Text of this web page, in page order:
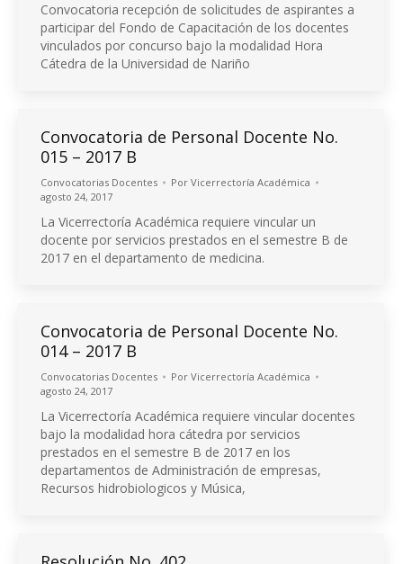
Convocatoria recepción de solicitudes de aspirantes a
participar del Fondo de Capacitación de los docentes
vinculados por concurso bajo la modalidad Hora
Cátedra de la Universidad de Nariño
Convocatoria de Personal Docente No.
015 – 2017 B
Convocatorias Docentes Por Vicerrectoría Académica
agosto 24, 2017
La Vicerrectoría Académica requiere vincular un
docente por servicios prestados en el semestre B de
2017 en el departamento de medicina.
Convocatoria de Personal Docente No.
014 – 2017 B
Convocatorias Docentes Por Vicerrectoría Académica
agosto 24, 2017
La Vicerrectoría Académica requiere vincular docentes
bajo la modalidad hora cátedra por servicios
prestados en el semestre B de 2017 en los
departamentos de Administración de empresas,
Recursos hidrobiologicos y Música,